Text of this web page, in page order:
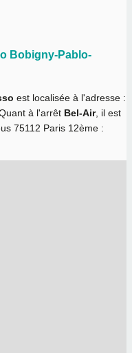
Bobigny-Pablo-
est localisée à l'adresse :
à l'arrêt Bel-Air, il est
75112 Paris 12ème :